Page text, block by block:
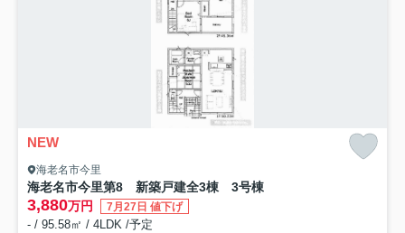
NEW
海老名市今里
海老名市今里第8 新築戸建全3棟 3号棟
3,880万円 7月27日 値下げ
- / 95.58㎡ / 4LDK /予定